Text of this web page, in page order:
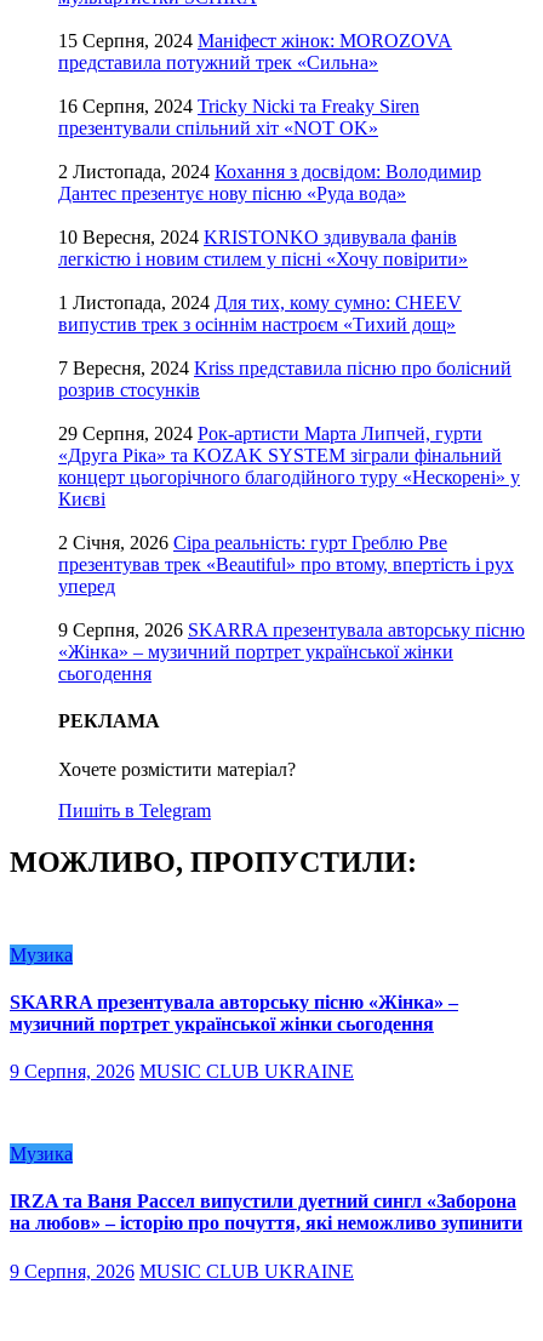
15 Серпня, 2024 Маніфест жінок: MOROZOVA
представила потужний трек «Сильна»
16 Серпня, 2024 Tricky Nicki та Freaky Siren
презентували спільний хіт «NOT OK»
2 Листопада, 2024 Кохання з досвідом: Володимир
Дантес презентує нову пісню «Руда вода»
10 Вересня, 2024 KRISTONKO здивувала фанів
легкістю і новим стилем у пісні «Хочу повірити»
1 Листопада, 2024 Для тих, кому сумно: CHEEV
випустив трек з осіннім настроєм «Тихий дощ»
7 Вересня, 2024 Kriss представила пісню про болісний
розрив стосунків
29 Серпня, 2024 Рок-артисти Марта Липчей, гурти
«Друга Ріка» та KOZAK SYSTEM зіграли фінальний
концерт цьогорічного благодійного туру «Нескорені» у
Києві
2 Січня, 2026 Сіра реальність: гурт Греблю Рве
презентував трек «Beautiful» про втому, впертість і рух
уперед
9 Серпня, 2026 SKARRA презентувала авторську пісню
«Жінка» – музичний портрет української жінки
сьогодення
РЕКЛАМА
Хочете розмістити матеріал?
Пишіть в Telegram
МОЖЛИВО, ПРОПУСТИЛИ:
Музика
SKARRA презентувала авторську пісню «Жінка» –
музичний портрет української жінки сьогодення
9 Серпня, 2026 MUSIC CLUB UKRAINE
Музика
IRZA та Ваня Рассел випустили дуетний сингл «Заборона
на любов» – історію про почуття, які неможливо зупинити
9 Серпня, 2026 MUSIC CLUB UKRAINE